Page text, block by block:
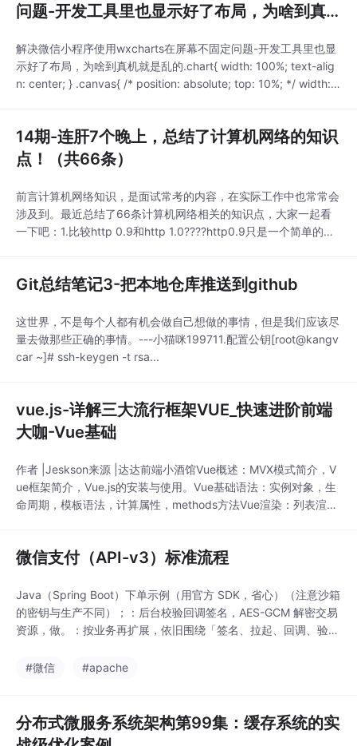
问题-开发工具里也显示好了布局，为啥到真
解决微信小程序使用wxcharts在屏幕不固定问题-开发工具里也显
示好了布局，为啥到真机就是乱的.chart{ width: 100%; text-alig
n: center; } .canvas{ /* position: absolute; top: 10%; */ width: 1
14期-连肝7个晚上，总结了计算机网络的知识
点！（共66条）
前言计算机网络知识，是面试常考的内容，在实际工作中也常常会
涉及到。最近总结了66条计算机网络相关的知识点，大家一起看
一下吧：1.比较http 0.9和http 1.0????http0.9只是一个简单的协
编码等。http0.9流程：客户端，构建请求，通过DNS查询IP地
Git总结笔记3-把本地仓库推送到github
这世界，不是每个人都有机会做自己想做的事情，但是我们应该尽
量去做那些正确的事情。---小猫咪199711.配置公钥[root@kangv
car ~]# ssh-keygen -t rsa...
vue.js-详解三大流行框架VUE_快速进阶前端
大咖-Vue基础
作者 |Jeskson来源 |达达前端小酒馆Vue概述：MVX模式简介，V
ue框架简介，Vue.js的安装与使用。Vue基础语法：实例对象，生
命周期，模板语法，计算属性，methods方法Vue渲染：列表渲
C:Model模型+V...
微信支付（API-v3）标准流程
Java（Spring Boot）下单示例（用官方 SDK，省心）（注意沙箱
的密钥与生产不同）；：后台校验回调签名，AES-GCM 解密交易
资源，做。：按业务再扩展，依旧围绕「签名、拉起、回调、验
于：前端失败但实际已扣款、或回调迟迟未到等。三、后端：统一
#微信 #apache
分布式微服务系统架构第99集：缓存系统的实